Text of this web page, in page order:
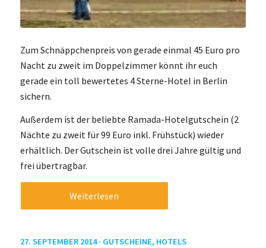
Zum Schnäppchenpreis von gerade einmal 45 Euro pro
Nacht zu zweit im Doppelzimmer könnt ihr euch
gerade ein toll bewertetes 4 Sterne-Hotel in Berlin
sichern.
Außerdem ist der beliebte Ramada-Hotelgutschein (2
Nächte zu zweit für 99 Euro inkl. Frühstück) wieder
erhältlich. Der Gutschein ist volle drei Jahre gültig und
frei übertragbar.
Weiterlesen
27. SEPTEMBER 2014 · GUTSCHEINE, HOTELS